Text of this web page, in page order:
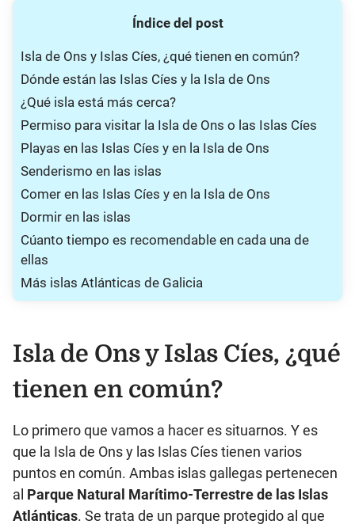
Índice del post
Isla de Ons y Islas Cíes, ¿qué tienen en común?
Dónde están las Islas Cíes y la Isla de Ons
¿Qué isla está más cerca?
Permiso para visitar la Isla de Ons o las Islas Cíes
Playas en las Islas Cíes y en la Isla de Ons
Senderismo en las islas
Comer en las Islas Cíes y en la Isla de Ons
Dormir en las islas
Cúanto tiempo es recomendable en cada una de
ellas
Más islas Atlánticas de Galicia
Isla de Ons y Islas Cíes, ¿qué
tienen en común?
Lo primero que vamos a hacer es situarnos. Y es
que la Isla de Ons y las Islas Cíes tienen varios
puntos en común. Ambas islas gallegas pertenecen
al Parque Natural Marítimo-Terrestre de las Islas
Atlánticas. Se trata de un parque protegido al que